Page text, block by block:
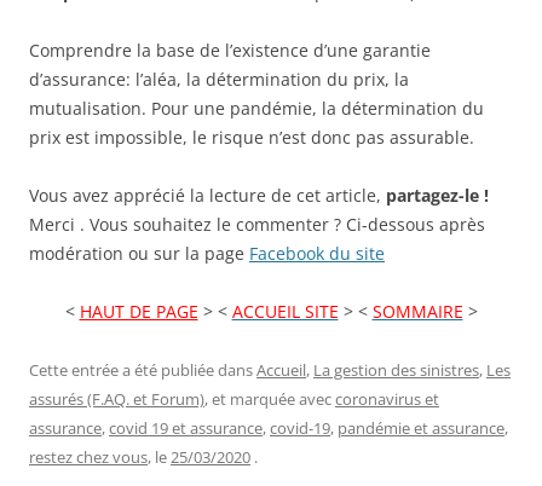
Comprendre la base de l’existence d’une garantie
d’assurance: l’aléa, la détermination du prix, la
mutualisation. Pour une pandémie, la détermination du
prix est impossible, le risque n’est donc pas assurable.
Vous avez apprécié la lecture de cet article, partagez-le !
Merci . Vous souhaitez le commenter ? Ci-dessous après
modération ou sur la page Facebook du site
< HAUT DE PAGE > < ACCUEIL SITE > < SOMMAIRE >
Cette entrée a été publiée dansAccueil, La gestion des sinistres, Les
assurés (F.AQ. et Forum), et marquée aveccoronavirus et
assurance,covid 19 et assurance,covid-19, pandémie et assurance,
restez chez vous, le25/03/2020 .